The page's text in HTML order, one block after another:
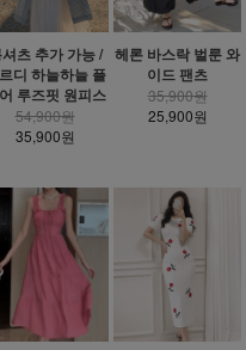
츠 추가 가능 /
디 하늘하늘 플
루즈핏 원피스
54,900원
35,900원
헤론 바스락 벌룬 와
이드 팬츠
35,900원
25,900원